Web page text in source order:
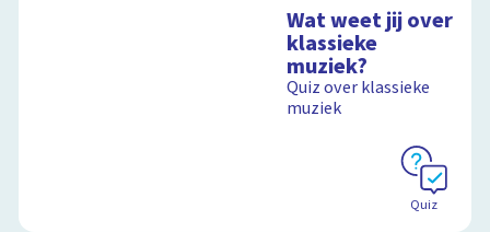
Wat weet jij over
klassieke
muziek?
Quiz over klassieke
muziek
Quiz